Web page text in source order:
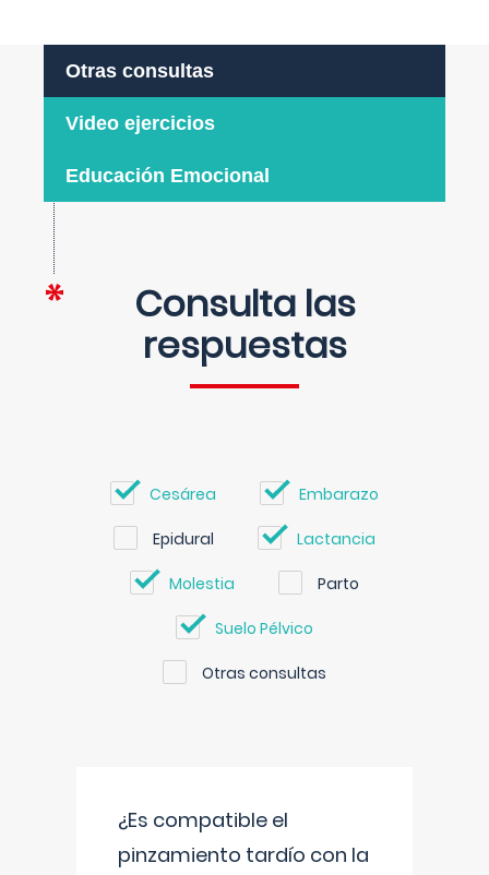
Otras consultas
Video ejercicios
Educación Emocional
Consulta las
respuestas
Cesárea Embarazo
Epidural Lactancia
Molestia Parto
Suelo Pélvico
Otras consultas
¿Es compatible el
pinzamiento tardío con la